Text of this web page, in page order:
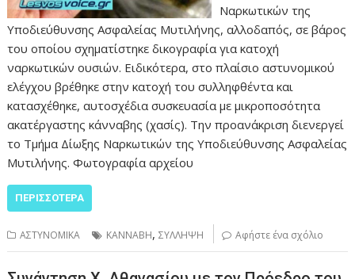
Ναρκωτικών της
Υποδιεύθυνσης Ασφαλείας Μυτιλήνης, αλλοδαπός, σε βάρος
του οποίου σχηματίστηκε δικογραφία για κατοχή
ναρκωτικών ουσιών. Ειδικότερα, στο πλαίσιο αστυνομικού
ελέγχου βρέθηκε στην κατοχή του συλληφθέντα και
κατασχέθηκε, αυτοσχέδια συσκευασία με μικροποσότητα
ακατέργαστης κάνναβης (χασίς). Την προανάκριση διενεργεί
το Τμήμα Δίωξης Ναρκωτικών της Υποδιεύθυνσης Ασφαλείας
Μυτιλήνης. Φωτογραφία αρχείου
ΠΕΡΙΣΣΌΤΕΡΑ
ΑΣΤΥΝΟΜΙΚΑ ΚΑΝΝΑΒΗ,ΣΥΛΛΗΨΗ Αφήστε ένα σχόλιο